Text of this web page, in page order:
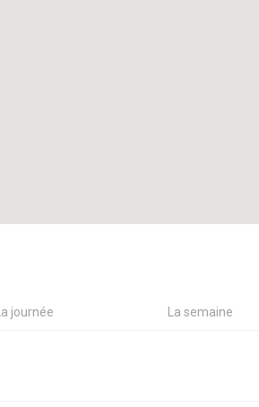
La journée La semaine